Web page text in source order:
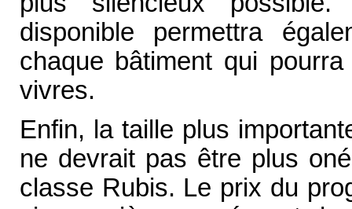
disponible permettra
chaque bâtiment qui
vivres.
Enfin, la taille plus
ne devrait pas être plus
classe Rubis. Le prix du